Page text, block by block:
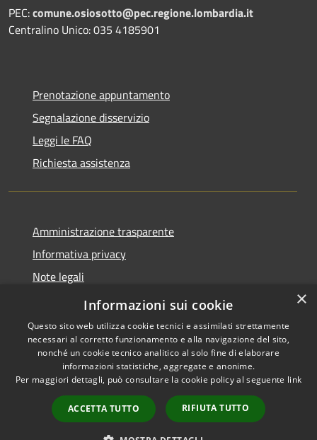
PEC:comune.osiosotto@pec.regione.lombardia.it
Centralino Unico: 035 4185901
Prenotazione appuntamento
Segnalazione disservizio
Leggi le FAQ
Richiesta assistenza
Amministrazione trasparente
Informativa privacy
Note legali
Dichiarazione di accessibilità 2025
Accessibilità
Copyright © 2026 • Comune di
Osio Sotto • Powered by
Municipium•
Accesso
redazione
×
Informazioni sui cookie
Questo sito web utilizza cookie tecnici e assimilati strettamente
necessari al corretto funzionamento e alla navigazione del sito,
nonché un cookie tecnico analitico al solo fine di elaborare
informazioni statistiche, aggregate e anonime.
Per maggiori dettagli, può consultare la cookie policy al seguente link
ACCETTA TUTTO RIFIUTA TUTTO